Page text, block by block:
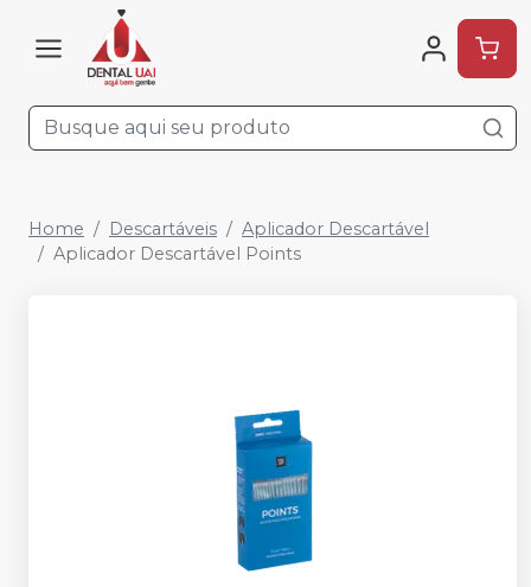
Home Descartáveis
Aplicador Descartável
Aplicador Descartável Points